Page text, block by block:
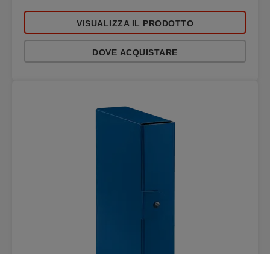
VISUALIZZA IL PRODOTTO
DOVE ACQUISTARE